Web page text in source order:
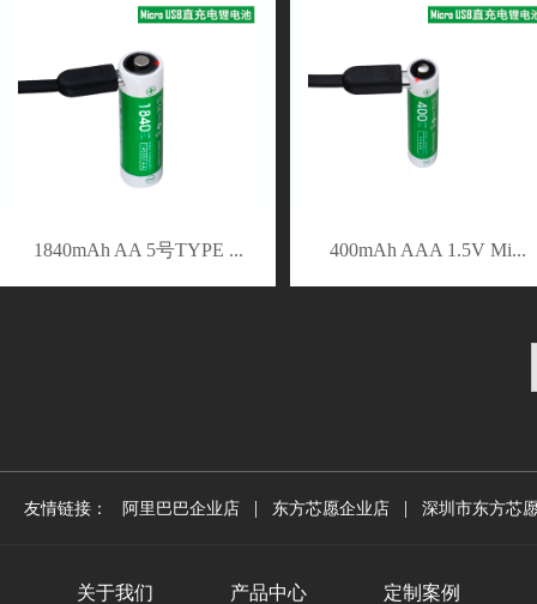
1840mAh AA 5号TYPE ... 400mAh AAA 1.5V Mi...
友情链接： 阿里巴巴企业店 | 东方芯愿企业店 | 深圳市东方芯
关于我们 产品中心 定制案例